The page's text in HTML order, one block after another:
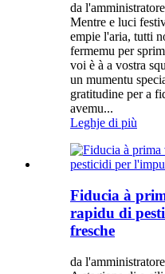
da
Mentre e luci
empie l'aria, tutti
fermemu per
voi è à a vostra
un mumentu
gratitudine per a
avemu...
Leghje di più
Fiducia à
rapidu di
fresche
da